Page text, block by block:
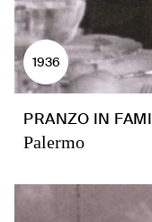
1936
PRANZO IN
Palermo